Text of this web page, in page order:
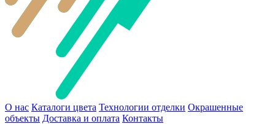
О нас Каталоги цвета Технологии отделки Окрашенные
объекты Доставка и оплата Контакты